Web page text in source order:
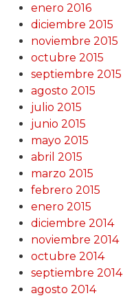
enero 2016
diciembre 2015
noviembre 2015
octubre 2015
septiembre 2015
agosto 2015
julio 2015
junio 2015
mayo 2015
abril 2015
marzo 2015
febrero 2015
enero 2015
diciembre 2014
noviembre 2014
octubre 2014
septiembre 2014
agosto 2014